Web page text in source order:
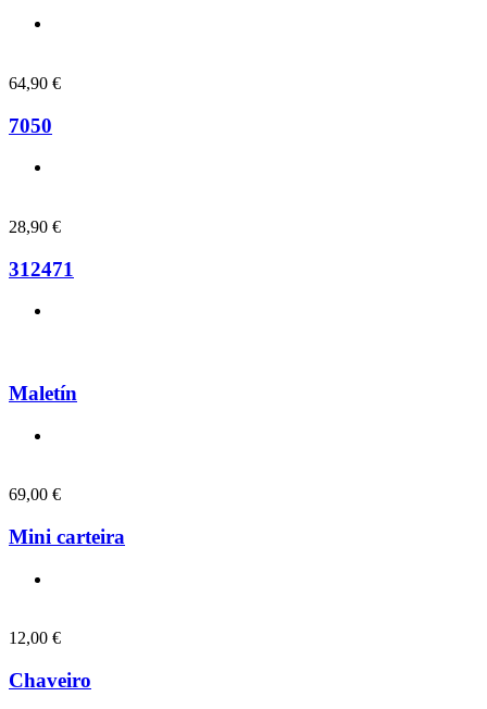
64,90 €
7050
28,90 €
312471
Maletín
69,00 €
Mini carteira
12,00 €
Chaveiro